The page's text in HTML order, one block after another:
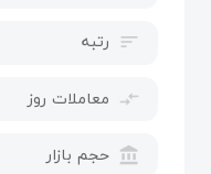
sort رتبه
compare_arrows معاملات روز
account_balance حجم بازار